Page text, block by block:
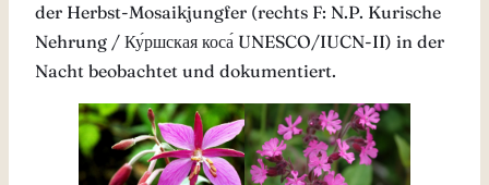
der Herbst-Mosaikjungfer (rechts F: N.P. Kurische
Nehrung / Ку́ршская коса́ UNESCO/IUCN-II) in der
Nacht beobachtet und dokumentiert.